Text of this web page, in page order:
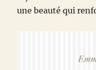
une beauté qui